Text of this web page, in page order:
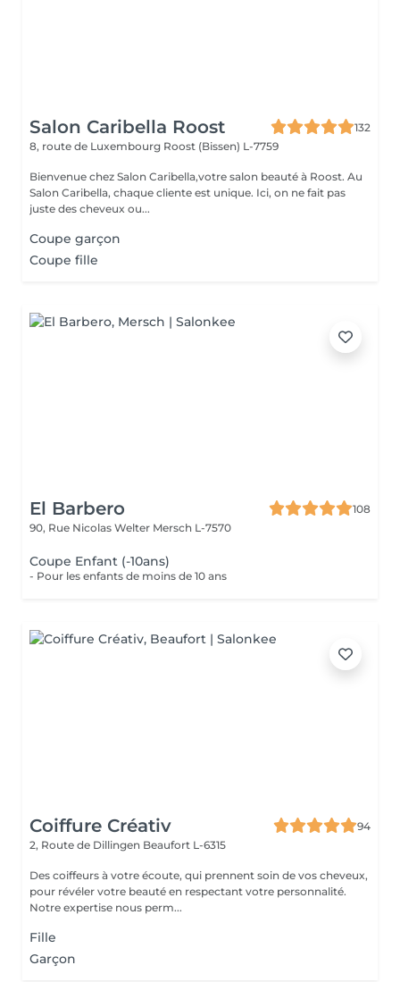
Salon Caribella Roost
132
8, route de Luxembourg Roost (Bissen) L-7759
Bienvenue chez Salon Caribella,votre salon beauté à Roost. Au
Salon Caribella, chaque cliente est unique. Ici, on ne fait pas
juste des cheveux ou...
Coupe garçon
Coupe fille
El Barbero
108
90, Rue Nicolas Welter Mersch L-7570
Coupe Enfant (-10ans)
- Pour les enfants de moins de 10 ans
Coiffure Créativ
94
2, Route de Dillingen Beaufort L-6315
Des coiffeurs à votre écoute, qui prennent soin de vos cheveux,
pour révéler votre beauté en respectant votre personnalité.
Notre expertise nous perm...
Fille
Garçon